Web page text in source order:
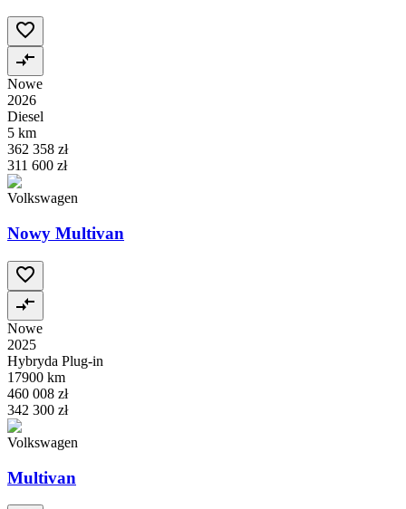
Nowe
2026
Diesel
5 km
362 358 zł
311 600 zł
Volkswagen
Nowy Multivan
Nowe
2025
Hybryda Plug-in
17900 km
460 008 zł
342 300 zł
Volkswagen
Multivan